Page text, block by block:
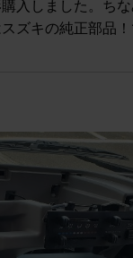
入しました。ち
ズキの純正部品！